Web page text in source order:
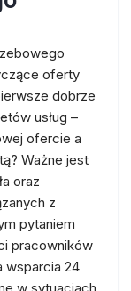
oferty
dobrze
usług –
ofercie a
Ważne jest
oraz
z
pytaniem
pracowników
wsparcia 24
w sytuacjach